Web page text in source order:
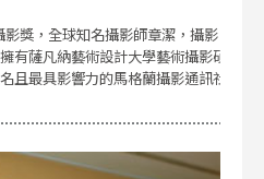
獎，全球知名攝影師章潔，攝影
有薩凡納藝術設計大學藝術攝影碩
且最具影響力的馬格蘭攝影通訊社